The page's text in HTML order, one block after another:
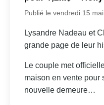
Publié le vendredi 15
Lysandre Nadeau et
grande page de leur
Le couple met
maison en vente pour
nouvelle demeure…